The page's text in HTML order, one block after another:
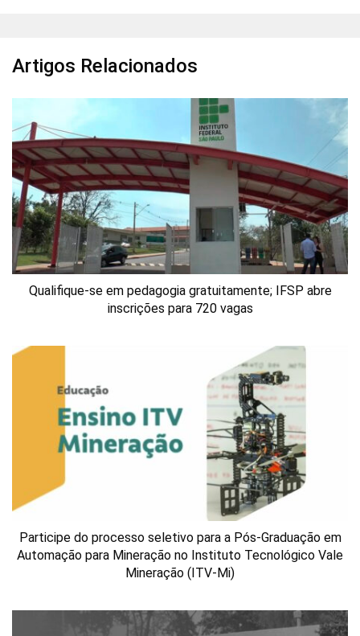
Artigos Relacionados
Qualifique-se em pedagogia gratuitamente; IFSP abre
inscrições para 720 vagas
Participe do processo seletivo para a Pós-Graduação em
Automação para Mineração no Instituto Tecnológico Vale
Mineração (ITV-Mi)